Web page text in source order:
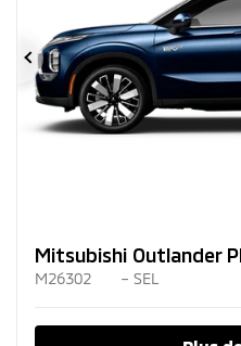
Précédent
Mitsubishi Outlander
M26302 – SEL